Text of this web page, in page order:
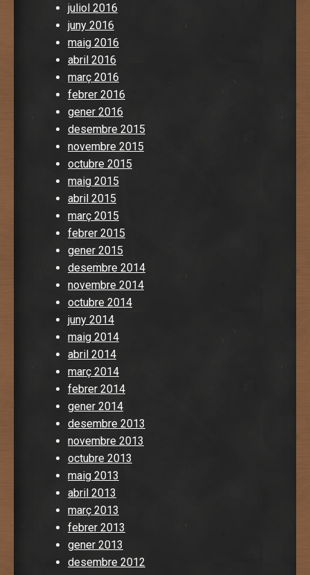
juliol 2016
juny 2016
maig 2016
abril 2016
març 2016
febrer 2016
gener 2016
desembre 2015
novembre 2015
octubre 2015
maig 2015
abril 2015
març 2015
febrer 2015
gener 2015
desembre 2014
novembre 2014
octubre 2014
juny 2014
maig 2014
abril 2014
març 2014
febrer 2014
gener 2014
desembre 2013
novembre 2013
octubre 2013
maig 2013
abril 2013
març 2013
febrer 2013
gener 2013
desembre 2012